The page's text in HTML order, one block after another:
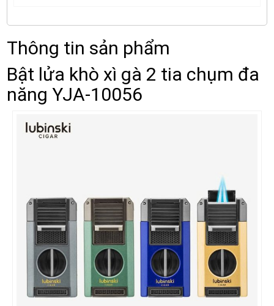
Thông tin sản phẩm
Bật lửa khò xì gà 2 tia chụm đa
năng YJA-10056